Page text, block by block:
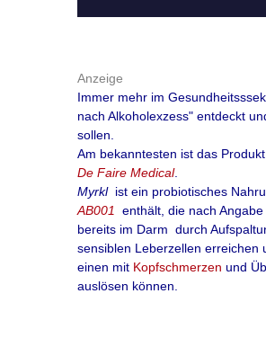
Aufsichtsbehörden
Herstellung von
Herkunft
Anordnung wird
Insoweit setzen die
der
mehr lesen
Anzeige
Immer mehr im
nach Alkoholexzess" entdeckt
sollen.
Am bekanntesten ist das Produkt
De Faire Medical.
Myrkl ist ein probiotisches
AB001 enthält, die nach
bereits im Darm durch
sensiblen Leberzellen erreichen
einen mit Kopfschmerzen und
auslösen können.